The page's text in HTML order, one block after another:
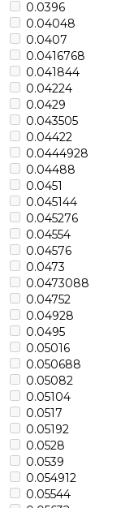
0.0396
0.04048
0.0407
0.0416768
0.041844
0.04224
0.0429
0.043505
0.04422
0.0444928
0.04488
0.0451
0.045144
0.045276
0.04554
0.04576
0.0473
0.0473088
0.04752
0.04928
0.0495
0.05016
0.050688
0.05082
0.05104
0.0517
0.05192
0.0528
0.0539
0.054912
0.05544